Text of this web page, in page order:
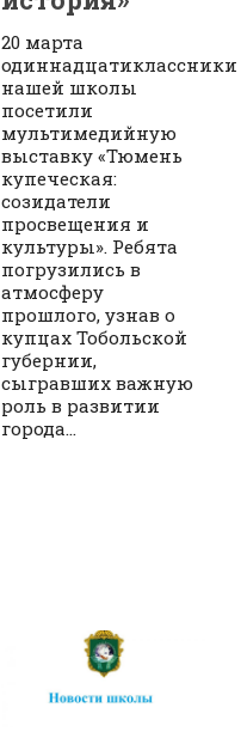
20 марта
одиннадцатиклассники
нашей школы
посетили
мультимедийную
выставку «Тюмень
купеческая:
созидатели
просвещения и
культуры». Ребята
погрузились в
атмосферу
прошлого, узнав о
купцах Тобольской
губернии,
сыгравших важную
роль в развитии
города...